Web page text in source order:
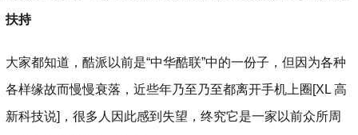
扶持
大家都知道，酷派以前是“中华酷联”中的一份子，但因为各种
各样缘故而慢慢衰落，近些年乃至乃至都离开手机上圈[XL 高
新科技说]，很多人因此感到失望，终究它是一家以前众所周